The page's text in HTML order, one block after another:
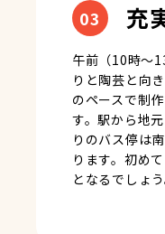
03 充
午前（10時～
りと陶芸と向
のペースで制
す。駅から地
りのバス停は
ります。初め
となるでしょ